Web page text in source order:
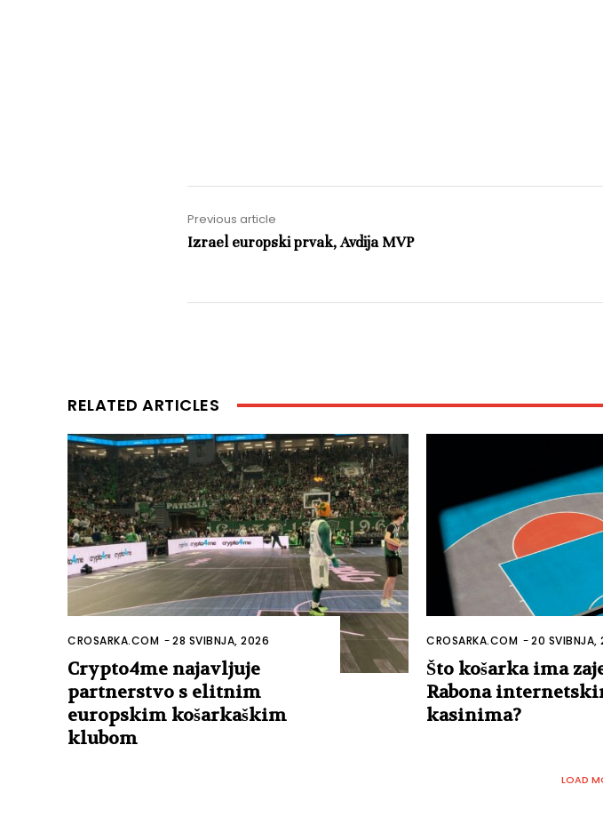
Previous article
Izrael europski prvak, Avdija MVP
RELATED ARTICLES
CROSARKA.COM -28 SVIBNJA, 2026
Crypto4me najavljuje
partnerstvo s elitnim
europskim košarkaškim
klubom
CROSARKA.COM -20 SVIBNJA,
Što košarka ima
Rabona
kasinima?
LOAD